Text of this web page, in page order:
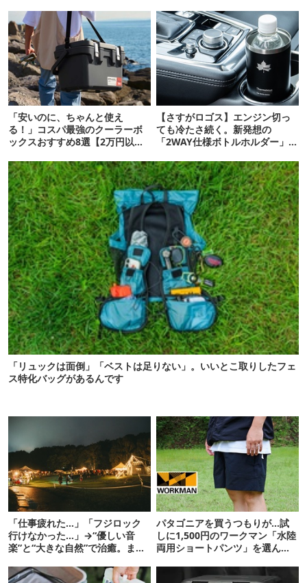
「安いのに、ちゃんと使え
る！」コスパ最強のクーラーボ
ックスおすすめ8選【2万円以
【さすがロゴス】エンジン切っ
ても冷たさ続く。新発想の
「2WAY仕様ボトルホルダー」が
「リュックは面倒」「ベストは足りない」。いいとこ取りしたフェ
ス特化バッグがあるんです
「仕事疲れた…」「フジロック
行けなかった…」→“優しい音
楽”と“大きな自然”で治癒。まだ
パタゴニアを買うつもりが…試
しに1,500円のワークマン「水陸
両用ショートパンツ」を選んだ